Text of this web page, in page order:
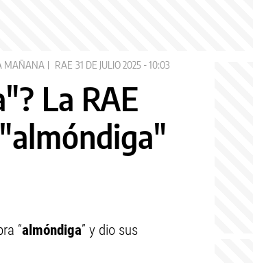
MAÑANA RAE 31 DE JULIO 2025 - 10:03
La RAE
“almóndiga” y dio sus